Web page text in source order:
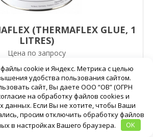
(THERMAFLEX GLUE, 1
LITRЕS)
Цена по запросу
В корзину
cookie и Яндекс. Метрика с целью
удобства пользования сайтом.
сайт, Вы даете ООО “ОВ” (ОГРН
на обработку файлов cookies и
данных. Если Вы не хотите, чтобы Ваши
просим отключить обработку файлов
в настройках Вашего браузера.
OK